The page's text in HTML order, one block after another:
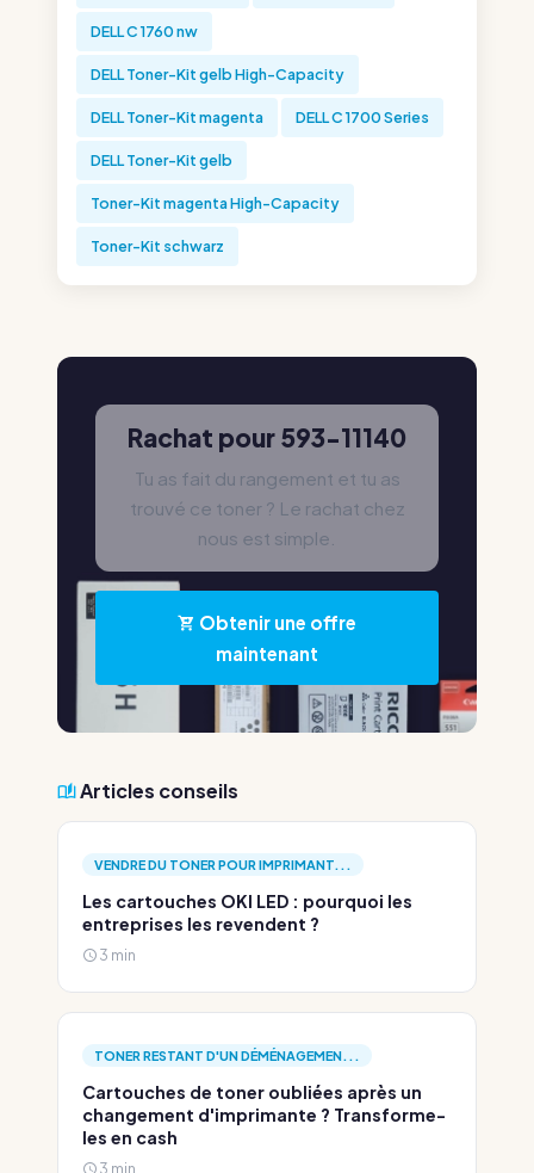
DELL C 1760 nw
DELL Toner-Kit gelb High-Capacity
DELL Toner-Kit magenta DELL C 1700 Series
DELL Toner-Kit gelb
Toner-Kit magenta High-Capacity
Toner-Kit schwarz
Rachat pour 593-11140
Tu as fait du rangement et tu as
trouvé ce toner ? Le rachat chez
nous est simple.
Obtenir une offre
maintenant
Articles conseils
VENDRE DU TONER POUR IMPRIMANT...
Les cartouches OKI LED : pourquoi les
entreprises les revendent ?
3 min
TONER RESTANT D'UN DÉMÉNAGEMEN...
Cartouches de toner oubliées après un
changement d'imprimante ? Transforme-
les en cash
3 min